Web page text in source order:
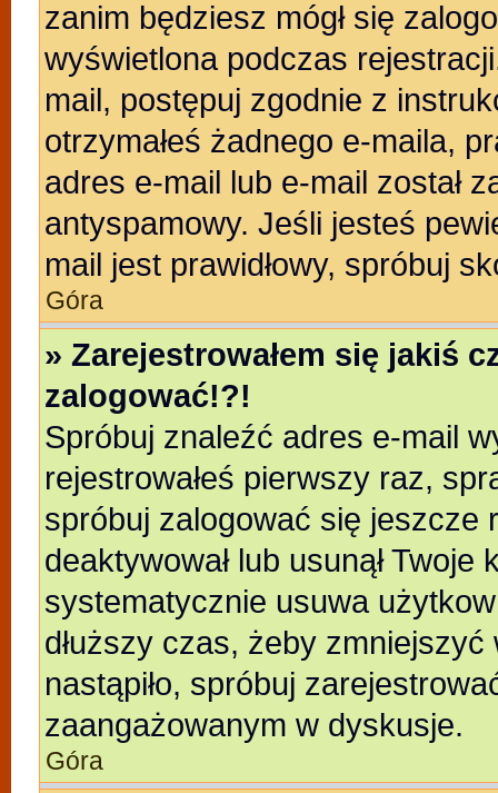
zanim będziesz mógł się
wyświetlona podczas
mail, postępuj zgodnie z
otrzymałeś żadnego e-maila,
adres e-mail lub e-mail został
antyspamowy. Jeśli jesteś
mail jest prawidłowy, spróbuj
Góra
» Zarejestrowałem się jakiś
zalogować!?!
Spróbuj znaleźć adres e-mail
rejestrowałeś pierwszy raz,
spróbuj zalogować się jeszcze
deaktywował lub usunął
systematycznie usuwa
dłuższy czas, żeby
nastąpiło, spróbuj
zaangażowanym w dyskusje.
Góra